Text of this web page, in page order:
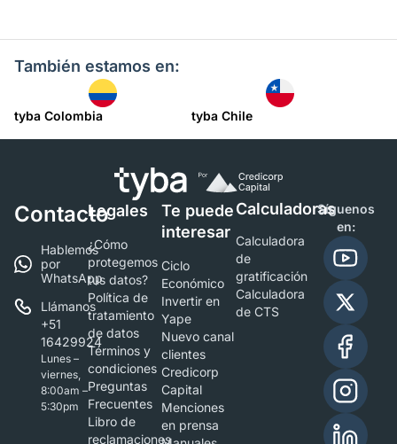
También estamos en:
tyba Colombia tyba Chile
Contacto
Hablemos
por
WhatsApp
Llámanos
+51
16429924
Lunes –
viernes,
8:00am –
5:30pm
Legales
¿Cómo
protegemos
tus datos?
Política de
tratamiento
de datos
Términos y
condiciones
Preguntas
Frecuentes
Libro de
reclamaciones
Te puede
interesar
Ciclo
Económico
Invertir en
Yape
Nuevo canal
clientes
Credicorp
Capital
Menciones
en prensa
Calculadoras
Calculadora
de
gratificación
Calculadora
de CTS
Síguenos
en: